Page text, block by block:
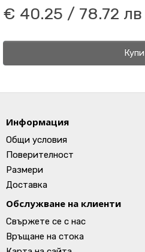
€ 40.25 / 78.72 лв
Купи
Информация
Общи условия
Поверителност
Размери
Доставка
Обслужване на клиенти
Свържете се с нас
Връщане на стока